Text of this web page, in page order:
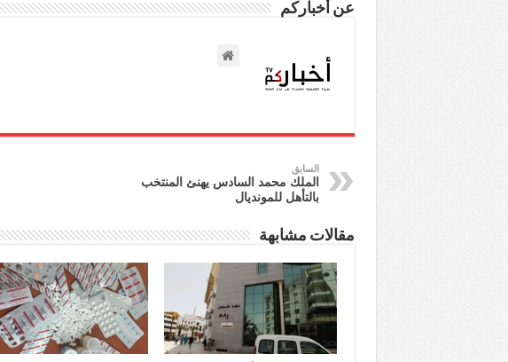
عن أخباركم
السابق
الملك محمد السادس يهنئ المنتخب
بالتأهل للمونديال
مقالات مشابهة